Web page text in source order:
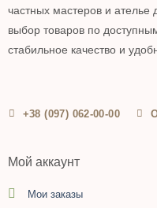
частных мастеров и
выбор товаров по
стабильное качество и
+38 (097) 062-00-00
Мой аккаунт
Мои заказы